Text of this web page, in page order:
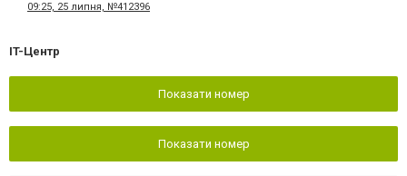
09:25, 25 липня, №412396
IT-Центр
Показати номер
Показати номер